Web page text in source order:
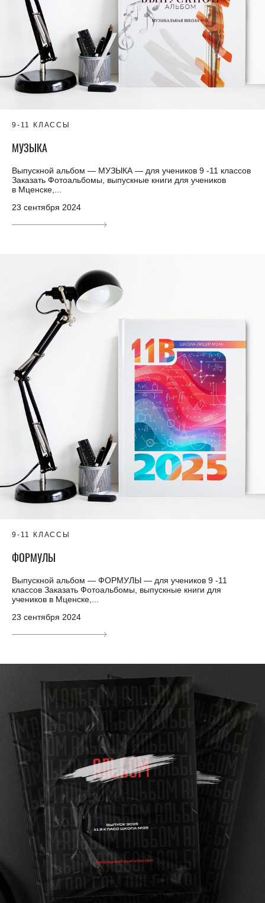
9-11 КЛАССЫ
МУЗЫКА
Выпускной альбом — МУЗЫКА — для учеников 9 -11 классов
Заказать Фотоальбомы, выпускные книги для учеников
в Мценске,...
23 сентября 2024
9-11 КЛАССЫ
ФОРМУЛЫ
Выпускной альбом — ФОРМУЛЫ — для учеников 9 -11
классов Заказать Фотоальбомы, выпускные книги для
учеников в Мценске,...
23 сентября 2024